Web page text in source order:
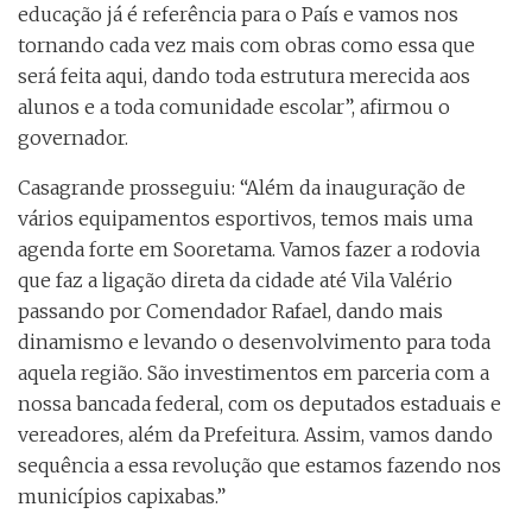
educação já é referência para o País e vamos nos
tornando cada vez mais com obras como essa que
será feita aqui, dando toda estrutura merecida aos
alunos e a toda comunidade escolar”, afirmou o
governador.
Casagrande prosseguiu: “Além da inauguração de
vários equipamentos esportivos, temos mais uma
agenda forte em Sooretama. Vamos fazer a rodovia
que faz a ligação direta da cidade até Vila Valério
passando por Comendador Rafael, dando mais
dinamismo e levando o desenvolvimento para toda
aquela região. São investimentos em parceria com a
nossa bancada federal, com os deputados estaduais e
vereadores, além da Prefeitura. Assim, vamos dando
sequência a essa revolução que estamos fazendo nos
municípios capixabas.”